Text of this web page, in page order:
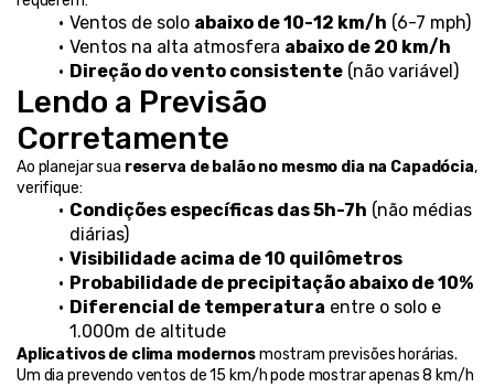
Ventos de solo abaixo de 10-12 km/h (6-7 mph)
Ventos na alta atmosfera abaixo de 20 km/h
Direção do vento consistente (não variável)
Lendo a Previsão
Corretamente
Ao planejar sua reserva de balão no mesmo dia na Capadócia,
verifique:
Condições específicas das 5h-7h (não médias
diárias)
Visibilidade acima de 10 quilômetros
Probabilidade de precipitação abaixo de 10%
Diferencial de temperatura entre o solo e
1.000m de altitude
Aplicativos de clima modernos mostram previsões horárias.
Um dia prevendo ventos de 15 km/h pode mostrar apenas 8 km/h